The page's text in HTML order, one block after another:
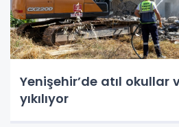
Yenişehir’de atıl okullar
yıkılıyor